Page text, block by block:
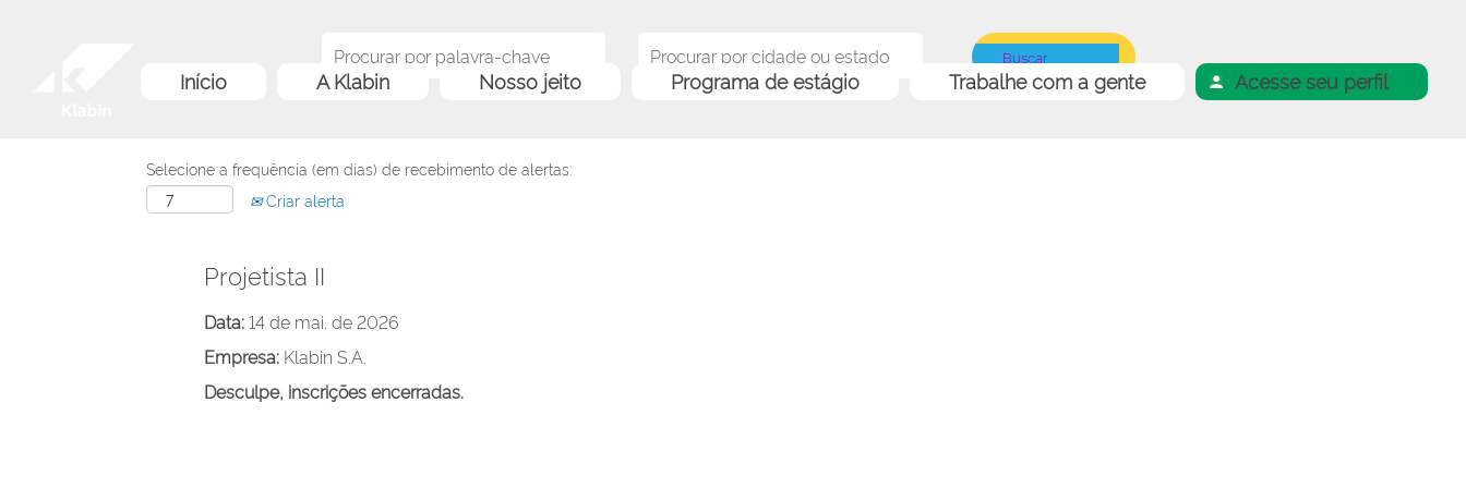
Início A Klabin Nosso jeito Programa de estágio Trabalhe com a gente Acesse seu perfil
Selecione a frequência (em dias) de recebimento de alertas:
Criar alerta
Projetista II
Data:14 de mai. de 2026
Empresa: Klabin S.A.
Desculpe, inscrições encerradas.